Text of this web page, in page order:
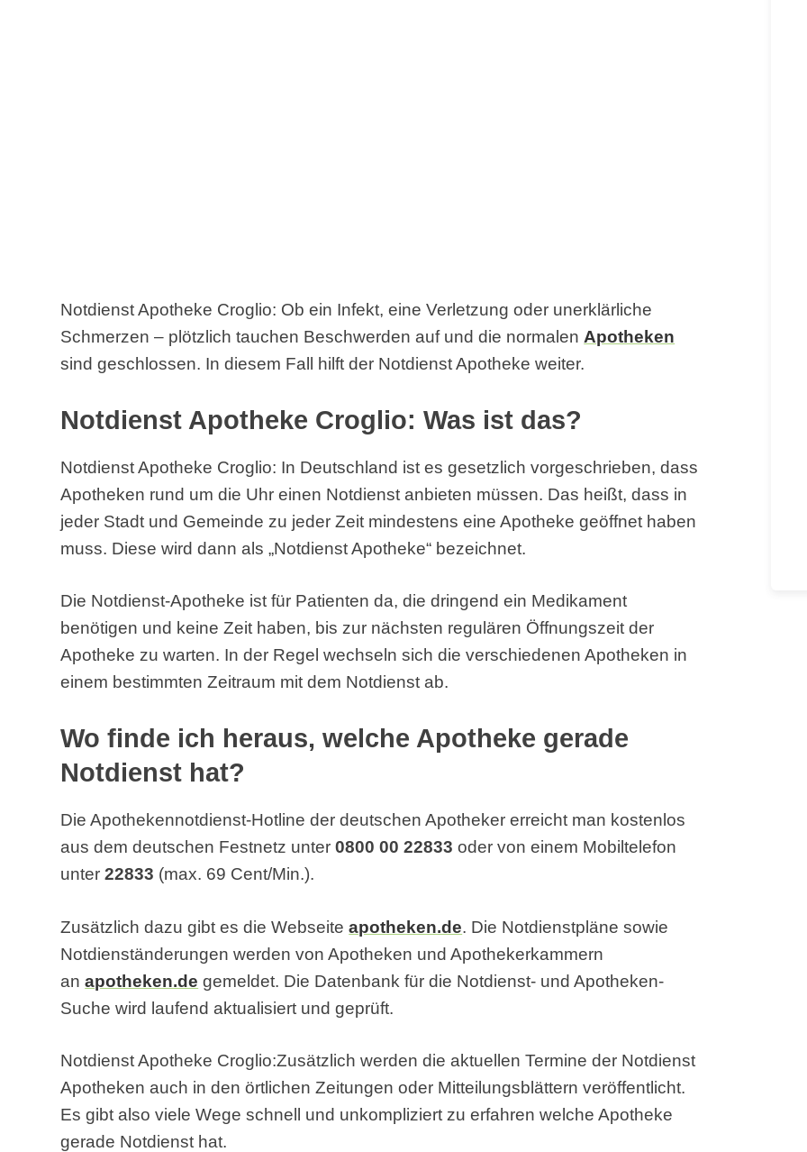
Notdienst Apotheke Croglio: Ob ein Infekt, eine Verletzung oder unerklärliche
Schmerzen – plötzlich tauchen Beschwerden auf und die normalen Apotheken
sind geschlossen. In diesem Fall hilft der Notdienst Apotheke weiter.
Notdienst Apotheke Croglio: Was ist das?
Notdienst Apotheke Croglio: In Deutschland ist es gesetzlich vorgeschrieben, dass
Apotheken rund um die Uhr einen Notdienst anbieten müssen. Das heißt, dass in
jeder Stadt und Gemeinde zu jeder Zeit mindestens eine Apotheke geöffnet haben
muss. Diese wird dann als „Notdienst Apotheke“ bezeichnet.
Die Notdienst-Apotheke ist für Patienten da, die dringend ein Medikament
benötigen und keine Zeit haben, bis zur nächsten regulären Öffnungszeit der
Apotheke zu warten. In der Regel wechseln sich die verschiedenen Apotheken in
einem bestimmten Zeitraum mit dem Notdienst ab.
Wo finde ich heraus, welche Apotheke gerade
Notdienst hat?
Die Apothekennotdienst-Hotline der deutschen Apotheker erreicht man kostenlos
aus dem deutschen Festnetz unter0800 00 22833 oder von einem Mobiltelefon
unter22833 (max. 69 Cent/Min.).
Zusätzlich dazu gibt es die Webseiteapotheken.de. Die Notdienstpläne sowie
Notdienständerungen werden von Apotheken und Apothekerkammern
anapotheken.de gemeldet. Die Datenbank für die Notdienst- und Apotheken-
Suche wird laufend aktualisiert und geprüft.
Notdienst Apotheke Croglio:Zusätzlich werden die aktuellen Termine der Notdienst
Apotheken auch in den örtlichen Zeitungen oder Mitteilungsblättern veröffentlicht.
Es gibt also viele Wege schnell und unkompliziert zu erfahren welche Apotheke
gerade Notdienst hat.